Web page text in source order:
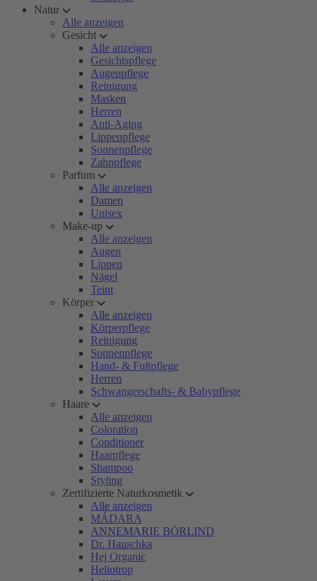
Natur
Alle anzeigen
Gesicht
Alle anzeigen
Gesichtspflege
Augenpflege
Reinigung
Masken
Herren
Anti-Aging
Lippenpflege
Sonnenpflege
Zahnpflege
Parfum
Alle anzeigen
Damen
Unisex
Make-up
Alle anzeigen
Augen
Lippen
Nägel
Teint
Körper
Alle anzeigen
Körperpflege
Reinigung
Sonnenpflege
Hand- & Fußpflege
Herren
Schwangerschafts- & Babypflege
Haare
Alle anzeigen
Coloration
Conditioner
Haarpflege
Shampoo
Styling
Zertifizierte Naturkosmetik
Alle anzeigen
MÁDARA
ANNEMARIE BÖRLIND
Dr. Hauschka
Hej Organic
Heliotrop